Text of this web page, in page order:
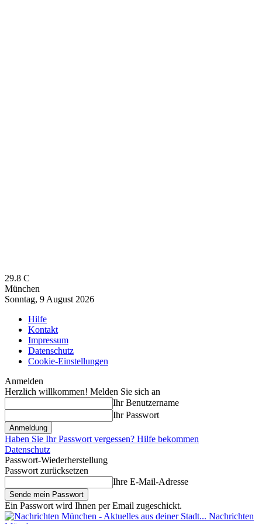
29.8 C
München
Sonntag, 9 August 2026
Hilfe
Kontakt
Impressum
Datenschutz
Cookie-Einstellungen
Anmelden
Herzlich willkommen! Melden Sie sich an
Ihr Benutzername
Ihr Passwort
Haben Sie Ihr Passwort vergessen? Hilfe bekommen
Datenschutz
Passwort-Wiederherstellung
Passwort zurücksetzen
Ihre E-Mail-Adresse
Ein Passwort wird Ihnen per Email zugeschickt.
Nachrichten